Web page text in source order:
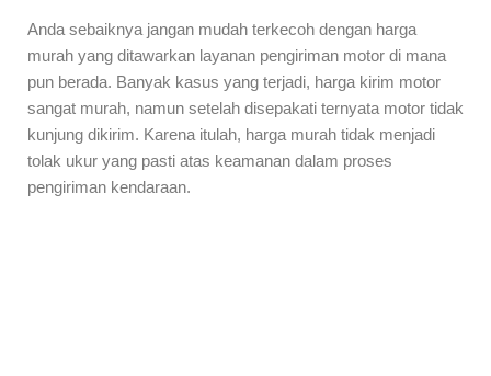
Anda sebaiknya jangan mudah terkecoh dengan harga
murah yang ditawarkan layanan pengiriman motor di mana
pun berada. Banyak kasus yang terjadi, harga kirim motor
sangat murah, namun setelah disepakati ternyata motor tidak
kunjung dikirim. Karena itulah, harga murah tidak menjadi
tolak ukur yang pasti atas keamanan dalam proses
pengiriman kendaraan.